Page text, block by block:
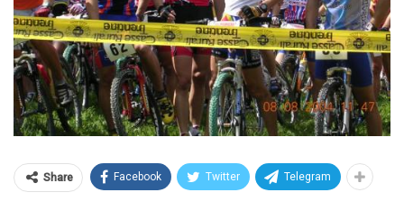
Share Facebook Twitter Telegram